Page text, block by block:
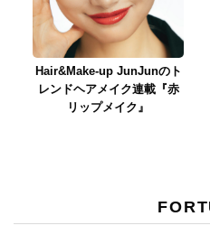
Hair&Make-up JunJunのト
レンドヘアメイク連載『赤
リップメイク』